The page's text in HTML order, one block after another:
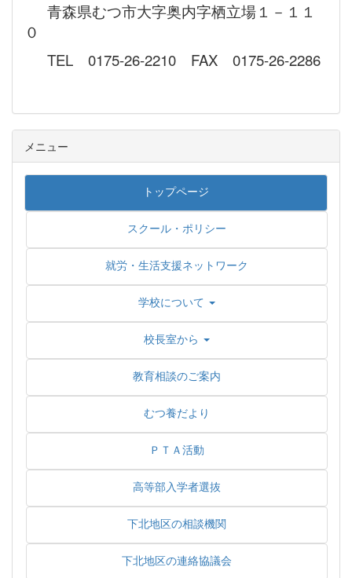
青森県むつ市大字奥内字栖立場１－１１
０
TEL 0175-26-2210 FAX 0175-26-2286
メニュー
トップページ
スクール・ポリシー
就労・生活支援ネットワーク
学校について
校長室から
教育相談のご案内
むつ養だより
ＰＴＡ活動
高等部入学者選抜
下北地区の相談機関
下北地区の連絡協議会